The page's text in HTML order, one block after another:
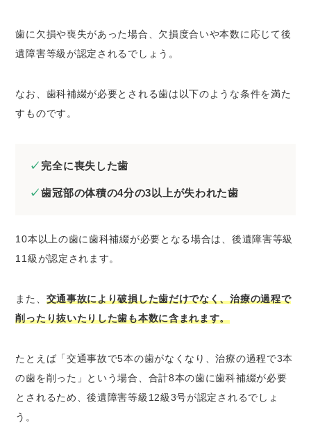
歯に欠損や喪失があった場合、欠損度合いや本数に応じて後
遺障害等級が認定されるでしょう。
なお、歯科補綴が必要とされる歯は以下のような条件を満た
すものです。
完全に喪失した歯
歯冠部の体積の4分の3以上が失われた歯
10本以上の歯に歯科補綴が必要となる場合は、後遺障害等級
11級が認定されます。
また、 交通事故により破損した歯だけでなく、治療の過程で
削ったり抜いたりした歯も本数に含まれます。
たとえば「交通事故で5本の歯がなくなり、治療の過程で3本
の歯を削った」という場合、合計8本の歯に歯科補綴が必要
とされるため、後遺障害等級12級3号が認定されるでしょ
う。